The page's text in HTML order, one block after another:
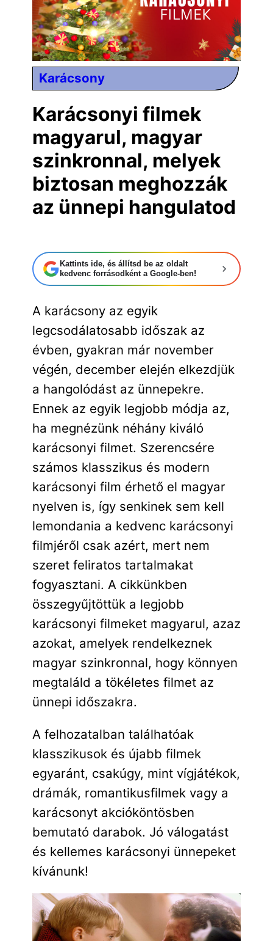
Karácsony
Karácsonyi filmek
magyarul, magyar
szinkronnal, melyek
biztosan meghozzák
az ünnepi hangulatod
Kattints ide, és állítsd be az oldalt
kedvenc forrásodként a Google-ben!
A karácsony az egyik
legcsodálatosabb időszak az
évben, gyakran már november
végén, december elején elkezdjük
a hangolódást az ünnepekre.
Ennek az egyik legjobb módja az,
ha megnézünk néhány kiváló
karácsonyi filmet. Szerencsére
számos klasszikus és modern
karácsonyi film érhető el magyar
nyelven is, így senkinek sem kell
lemondania a kedvenc karácsonyi
filmjéről csak azért, mert nem
szeret feliratos tartalmakat
fogyasztani. A cikkünkben
összegyűjtöttük a legjobb
karácsonyi filmeket magyarul, azaz
azokat, amelyek rendelkeznek
magyar szinkronnal, hogy könnyen
megtaláld a tökéletes filmet az
ünnepi időszakra.
A felhozatalban találhatóak
klasszikusok és újabb filmek
egyaránt, csakúgy, mint vígjátékok,
drámák, romantikusfilmek vagy a
karácsonyt akcióköntösben
bemutató darabok. Jó válogatást
és kellemes karácsonyi ünnepeket
kívánunk!